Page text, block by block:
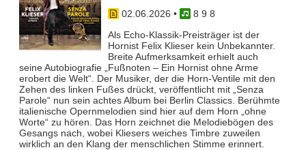
02.06.2026 •
8 9 8
Als Echo-Klassik-Preisträger ist der
Hornist Felix Klieser kein Unbekannter.
Breite Aufmerksamkeit erhielt auch
seine Autobiografie „Fußnoten – Ein Hornist ohne Arme
erobert die Welt“. Der Musiker, der die Horn-Ventile mit den
Zehen des linken Fußes drückt, veröffentlicht mit „Senza
Parole“ nun sein achtes Album bei Berlin Classics. Berühmte
italienische Opernmelodien sind hier auf dem Horn „ohne
Worte“ zu hören. Das Horn zeichnet die Melodiebögen des
Gesangs nach, wobei Kliesers weiches Timbre zuweilen
wirklich an den Klang der menschlichen Stimme erinnert.